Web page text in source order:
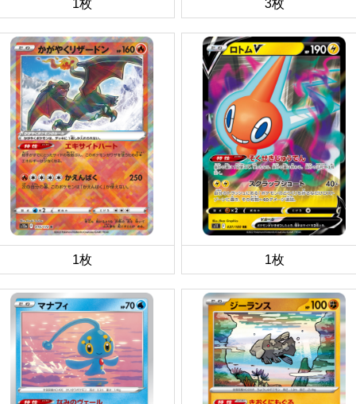
1枚 3枚
1枚 1枚